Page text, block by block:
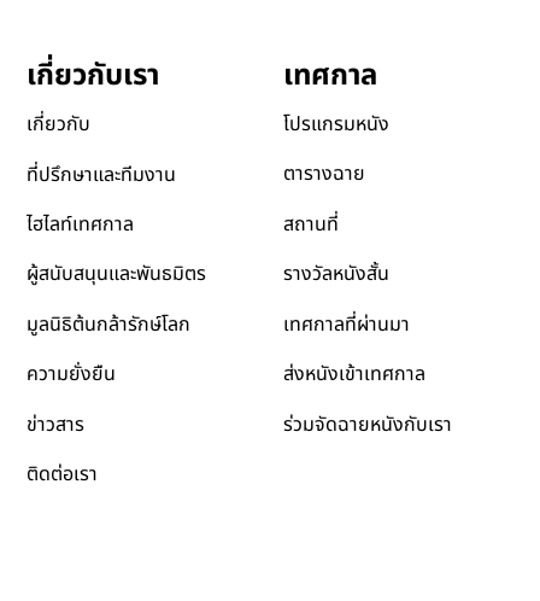
เกี่ยวกับเรา
เกี่ยวกับ
ที่ปรึกษาและทีมงาน
ไฮไลท์เทศกาล
ผู้สนับสนุนและพันธมิตร
มูลนิธิต้นกล้ารักษ์โลก
ความยั่งยืน
ข่าวสาร
ติดต่อเรา
เทศกาล
โปรแกรมหนัง
ตารางฉาย
สถานที่
รางวัลหนังสั้น
เทศกาลที่ผ่านมา
ส่งหนังเข้าเทศกาล
ร่วมจัดฉายหนังกับเรา